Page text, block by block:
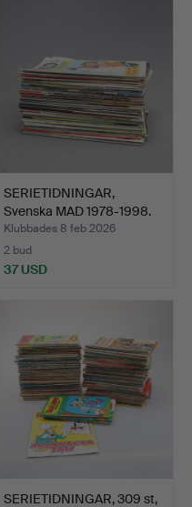
SERIETIDNINGAR,
Svenska MAD 1978-1998.
Klubbades 8 feb 2026
2 bud
37 USD
SERIETIDNINGAR, 309 st,